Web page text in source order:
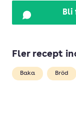
Bli
Fler recept
Baka Bröd